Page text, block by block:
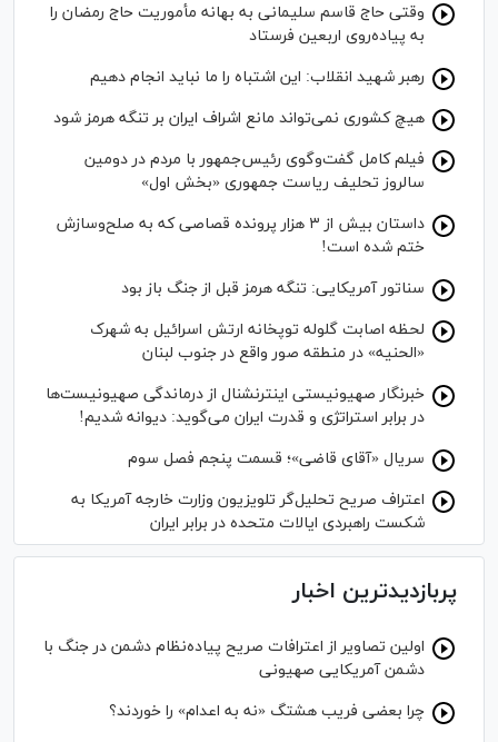
وقتی حاج قاسم سلیمانی به بهانه مأموریت حاج رمضان را
به پیاده‌روی اربعین فرستاد
رهبر شهید انقلاب: این اشتباه را ما نباید انجام دهیم
هیچ کشوری نمی‌تواند مانع اشراف ایران بر تنگه هرمز شود
فیلم کامل گفت‌وگوی رئیس‌جمهور با مردم در دومین
سالروز تحلیف ریاست جمهوری «بخش اول»
داستان بیش از ۳ هزار پرونده قصاصی که به صلح‌وسازش
ختم شده است!
سناتور آمریکایی: تنگه هرمز قبل از جنگ باز بود
لحظه اصابت گلوله توپخانه ارتش اسرائیل به شهرک
«الحنیه» در منطقه صور واقع در جنوب لبنان
خبرنگار صهیونیستی اینترنشنال از درماندگی صهیونیست‌ها
در برابر استراتژی و قدرت ایران می‌گوید: دیوانه شدیم!
سریال «آقای قاضی»؛ قسمت پنجم فصل سوم
اعتراف صریح تحلیل‌گر تلویزیون وزارت خارجه آمریکا به
شکست راهبردی ایالات متحده در برابر ایران
پربازدیدترین اخبار
اولین تصاویر از اعترافات صریح پیاده‌نظام‌ دشمن در جنگ با
دشمن آمریکایی صهیونی
چرا بعضی فریب هشتگ «نه به اعدام» را خوردند؟